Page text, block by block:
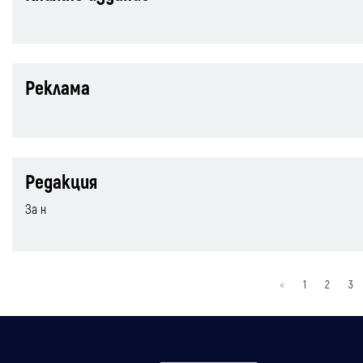
Реклама
Редакция
За н
« 1 2 3